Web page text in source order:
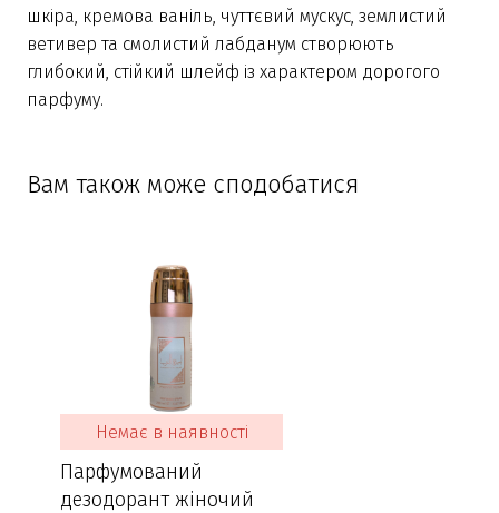
шкіра, кремова ваніль, чуттєвий мускус, землистий
ветивер та смолистий лабданум створюють
глибокий, стійкий шлейф із характером дорогого
парфуму.
Вам також може сподобатися
Немає в наявності
Парфумований
дезодорант жіночий